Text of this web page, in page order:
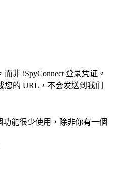
非 iSpyConnect 登录凭证。
的 URL，不会发送到我们
功能很少使用，除非你有一個